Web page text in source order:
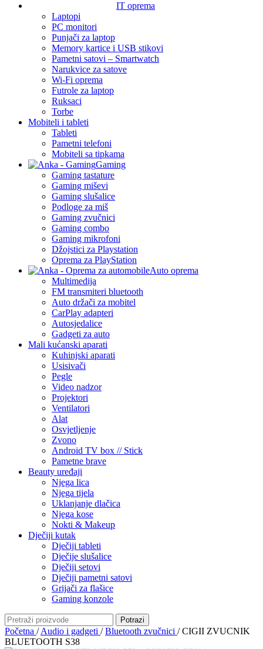
IT oprema
Laptopi
PC monitori
Punjači za laptop
Memory kartice i USB stikovi
Pametni satovi – Smartwatch
Narukvice za satove
Wi-Fi oprema
Futrole za laptop
Ruksaci
Torbe
Mobiteli i tableti
Tableti
Pametni telefoni
Mobiteli sa tipkama
Gaming
Gaming tastature
Gaming miševi
Gaming slušalice
Podloge za miš
Gaming zvučnici
Gaming combo
Gaming mikrofoni
Džojstici za Playstation
Oprema za PlayStation
Auto oprema
Multimedija
FM transmiteri bluetooth
Auto držači za mobitel
CarPlay adapteri
Autosjedalice
Gadgeti za auto
Mali kućanski aparati
Kuhinjski aparati
Usisivači
Pegle
Video nadzor
Projektori
Ventilatori
Alat
Osvjetljenje
Zvono
Android TV box // Stick
Pametne brave
Beauty uređaji
Njega lica
Njega tijela
Uklanjanje dlačica
Njega kose
Nokti & Makeup
Dječiji kutak
Dječiji tableti
Dječije slušalice
Dječiji setovi
Dječiji pametni satovi
Grijači za flašice
Gaming konzole
Potrazi
Početna / Audio i gadgeti / Bluetooth zvučnici / CIGII ZVUCNIK
BLUETOOTH S38